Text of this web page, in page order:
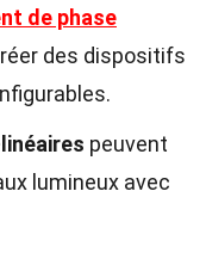
de phase
des dispositifs
peuvent
lumineux avec